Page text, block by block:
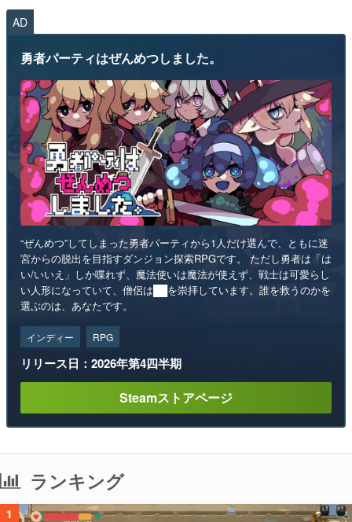
AD
勇者パーティはぜんめつしました。
“ぜんめつ”してしまった勇者パーティから1人だけ選んで、ともに迷
宮からの脱出を目指すダンジョン探索RPGです。 ただし勇者は「は
い/いいえ」しか喋れず、魔法使いは魔法が使えず、戦士は可愛らし
い人形になっていて、僧侶は██を崇拝しています。誰を救うのかを
選ぶのは、あなたです。
インディー RPG
リリース日：2026年第4四半期
Steamストアページ
ランキング
1